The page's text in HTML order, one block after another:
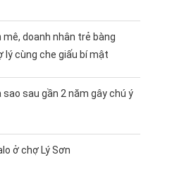
doanh nhân trẻ bàng
lý cùng che giấu bí mật
sao sau gần 2 năm gây chú ý
ở chợ Lý Sơn